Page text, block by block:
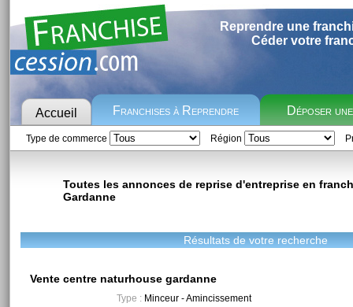
Reprendre une
Céder votre
Accueil Franchises à Reprendre Déposer
Type de commerce Région
Toutes les annonces de reprise d'entreprise en
Gardanne
Résultats de votre recherche
Vente centre naturhouse gardanne
Type :Minceur - Amincissement